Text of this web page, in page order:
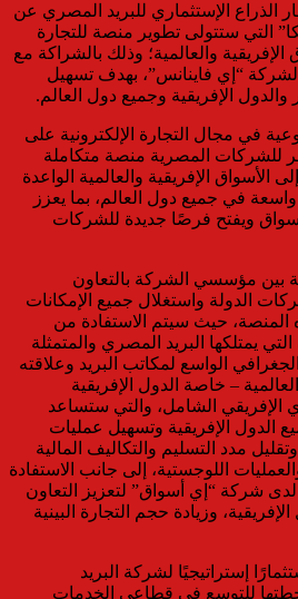
الذراع الإستثماري للبريد المصري عن
التي ستتولى تطوير منصة للتجارة
الإفريقية والعالمية؛ وذلك بالشراكة مع
لشركة “إي فاينانس”، بهدف تسهيل
والدول الإفريقية وجميع دول العالم.
في مجال التجارة الإلكترونية على
للشركات المصرية منصة متكاملة
الأسواق الإفريقية والعالمية الواعدة
في جميع دول العالم، بما يعزز
ويفتح فرصًا جديدة للشركات
بين مؤسسي الشركة بالتعاون
الدولة واستغلال جميع الإمكانات
حيث سيتم الاستفادة من
التي يمتلكها البريد المصري والمتمثلة
الجغرافي الواسع لمكاتب البريد وعلاقته
العالمية – خاصة الدول الإفريقية
الإفريقي الشامل، والتي ستساعد
الدول الإفريقية وتسهيل عمليات
مدد التسليم والتكاليف المالية
اللوجستية، إلى جانب الاستفادة
لدى شركة “إي أسواق” لتعزيز التعاون
وزيادة حجم التجارة البينية
إستراتيجيًا لشركة البريد
خطتها للتوسع في قطاعي الخدمات